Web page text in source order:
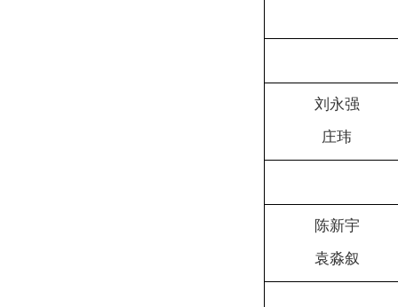
刘永强
庄玮
陈新宇
袁淼叙